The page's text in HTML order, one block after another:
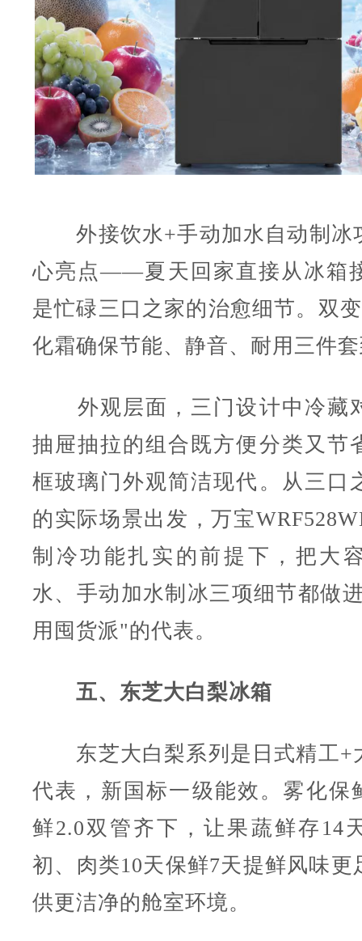
外接饮水+手动加水自动制冰
心亮点——夏天回家直接从冰箱
是忙碌三口之家的治愈细节。双
化霜确保节能、静音、耐用三件
外观层面，三门设计中冷藏
抽屉抽拉的组合既方便分类又节
框玻璃门外观简洁现代。从三口
的实际场景出发，万宝
制冷功能扎实的前提下，把大
水、手动加水制冰三项细节都做
用囤货派"的代表。
五、东芝大白梨冰箱
东芝大白梨系列是日式精工+
代表，新国标一级能效。雾化保
鲜2.0双管齐下，让果蔬鲜存14
初、肉类10天保鲜7天提鲜风味更
供更洁净的舱室环境。